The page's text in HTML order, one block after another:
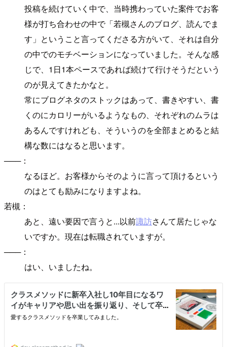
投稿を続けていく中で、当時携わっていた案件でお客
様が打ち合わせの中で「若槻さんのブログ、読んでま
す」ということ言ってくださる方がいて、それは自分
の中でのモチベーションになっていました。そんな感
じで、1日1本ペースであれば続けて行けそうだという
のが見えてきたかなと。
常にブログネタのストックはあって、書きやすい、書
くのにカロリーがいるようなもの、それぞれのムラは
あるんですけれども、そういうのを全部まとめると結
構な数にはなると思います。
───：
なるほど。お客様からそのように言って頂けるという
のはとても励みになりますよね。
若槻：
あと、遠い要因で言うと...以前諏訪さんて居たじゃな
いですか。現在は転職されていますが。
───：
はい、いましたね。